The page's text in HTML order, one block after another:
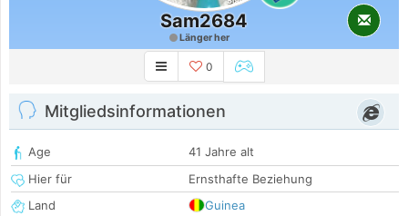
Sam2684
Länger her
0
Mitgliedsinformationen
Age
41 Jahre alt
Hier für
Ernsthafte Beziehung
Land
Guinea